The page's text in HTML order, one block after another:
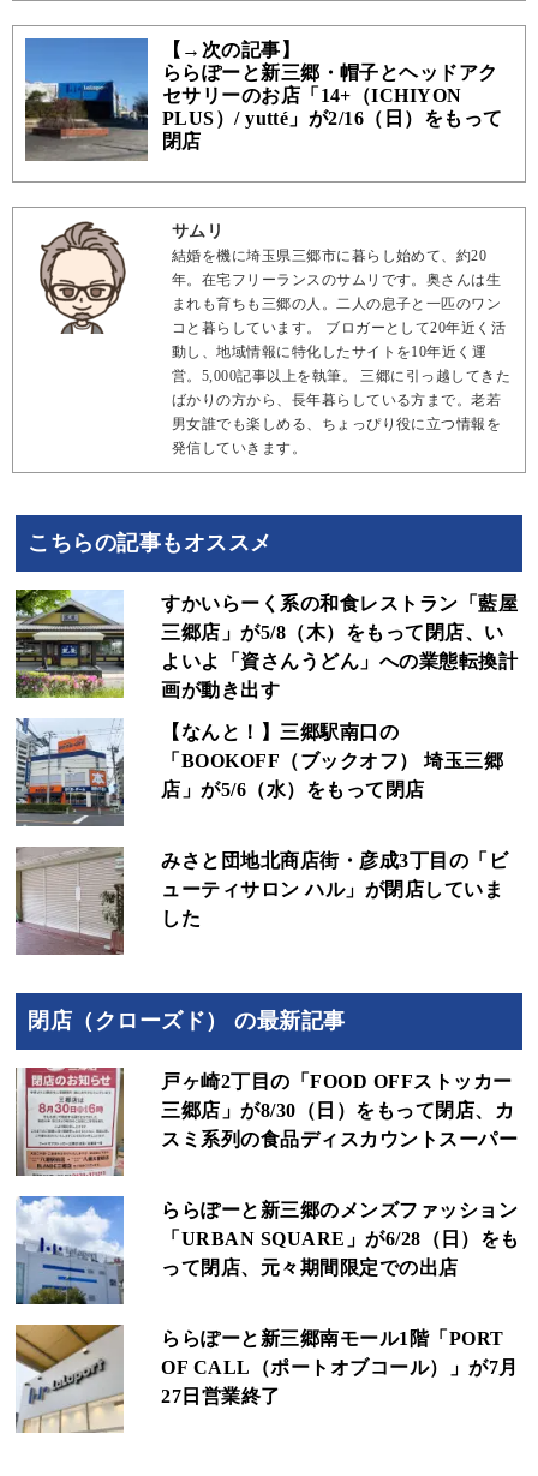
【→次の記事】
ららぽーと新三郷・帽子とヘッドアク
セサリーのお店「14+（ICHIYON
PLUS）/ yutté」が2/16（日）をもって
閉店
サムリ
結婚を機に埼玉県三郷市に暮らし始めて、約20
年。在宅フリーランスのサムリです。奥さんは生
まれも育ちも三郷の人。二人の息子と一匹のワン
コと暮らしています。 ブロガーとして20年近く活
動し、地域情報に特化したサイトを10年近く運
営。5,000記事以上を執筆。 三郷に引っ越してきた
ばかりの方から、長年暮らしている方まで。老若
男女誰でも楽しめる、ちょっぴり役に立つ情報を
発信していきます。
こちらの記事もオススメ
すかいらーく系の和食レストラン「藍屋
三郷店」が5/8（木）をもって閉店、い
よいよ「資さんうどん」への業態転換計
画が動き出す
【なんと！】三郷駅南口の
「BOOKOFF（ブックオフ） 埼玉三郷
店」が5/6（水）をもって閉店
みさと団地北商店街・彦成3丁目の「ビ
ューティサロン ハル」が閉店していま
した
閉店（クローズド） の最新記事
戸ヶ崎2丁目の「FOOD OFFストッカー
三郷店」が8/30（日）をもって閉店、カ
スミ系列の食品ディスカウントスーパー
ららぽーと新三郷のメンズファッション
「URBAN SQUARE」が6/28（日）をも
って閉店、元々期間限定での出店
ららぽーと新三郷南モール1階「PORT
OF CALL（ポートオブコール）」が7月
27日営業終了